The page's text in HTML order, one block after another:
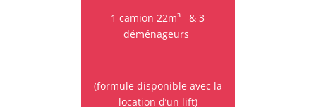
1 camion 22m³
& 3
déménageurs
(formule disponible avec la
location d’un lift)